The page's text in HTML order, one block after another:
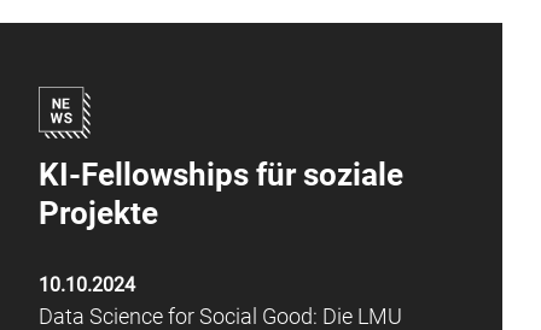
KI-Fellowships für soziale
Projekte
10.10.2024
Data Science for Social Good: Die LMU